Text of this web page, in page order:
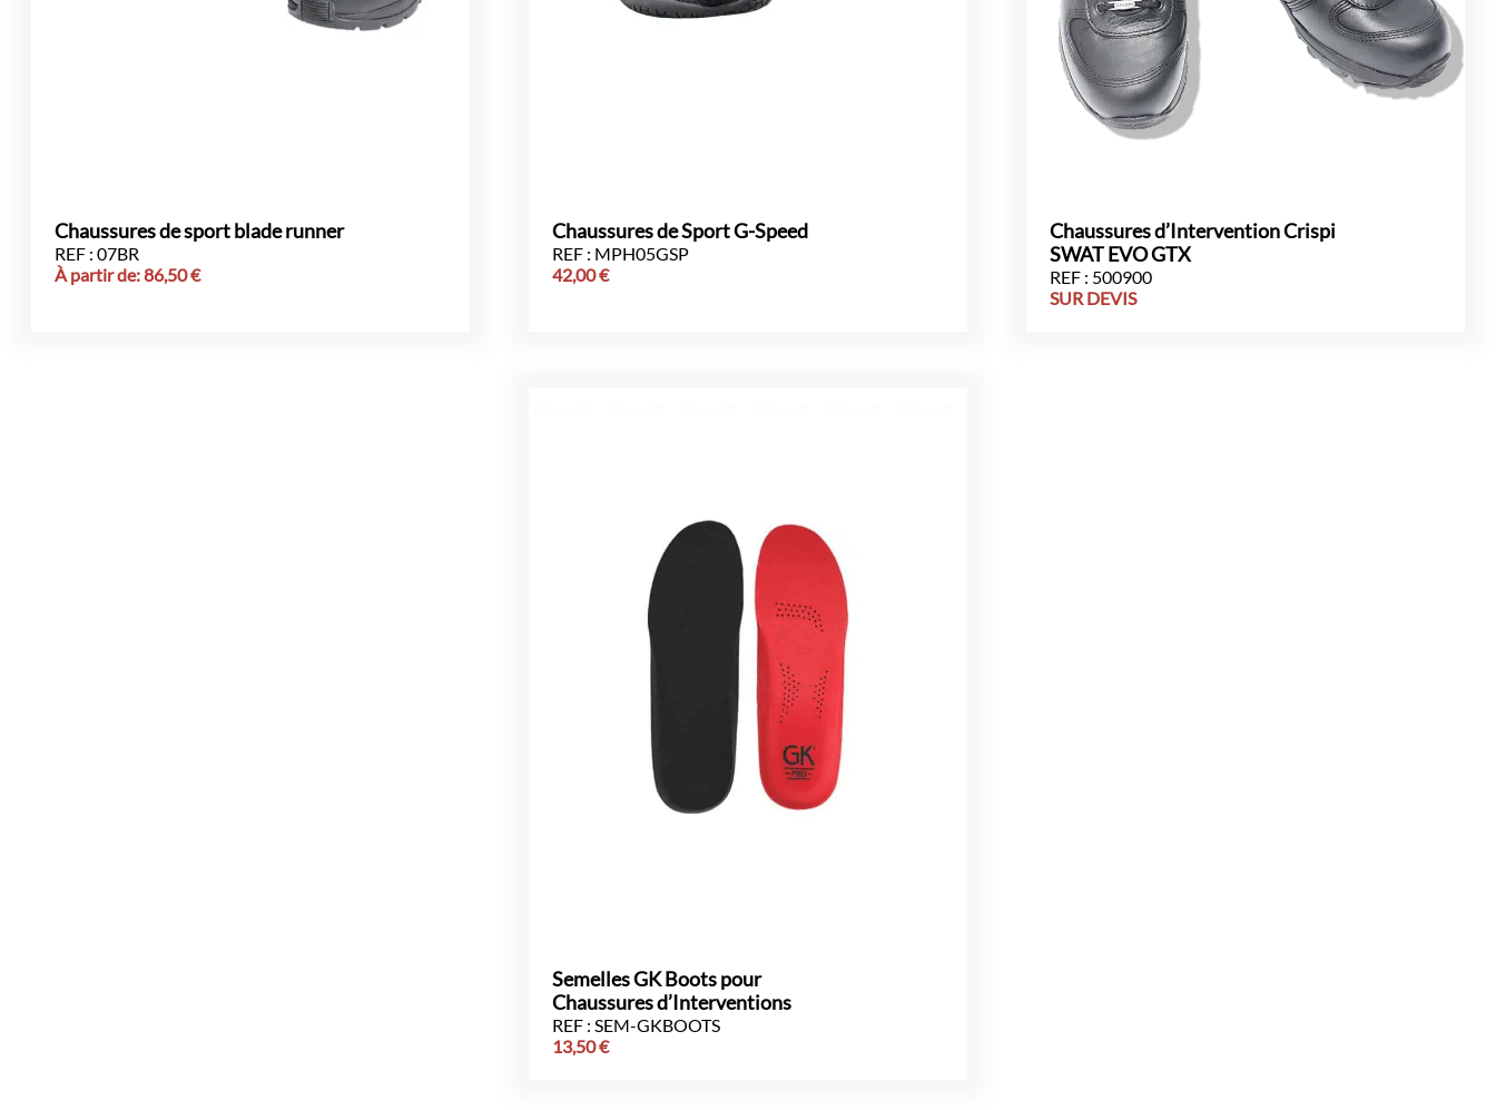
Chaussures de sport blade runner
REF : 07BR
À partir de:86,50€
Chaussures de Sport G-Speed
REF : MPH05GSP
42,00€
Chaussures d’Intervention Crispi
SWAT EVO GTX
REF : 500900
SUR DEVIS
Semelles GK Boots pour
Chaussures d’Interventions
REF : SEM-GKBOOTS
13,50€